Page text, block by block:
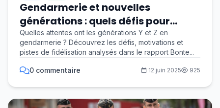
Gendarmerie et nouvelles
générations : quels défis pour
demain ?
Quelles attentes ont les générations Y et Z en
gendarmerie ? Découvrez les défis, motivations et
pistes de fidélisation analysés dans le rapport Bonte...
0 commentaire 12 juin 2025 925